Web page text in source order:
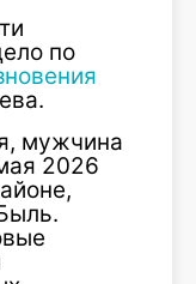
по
мужчина
2026